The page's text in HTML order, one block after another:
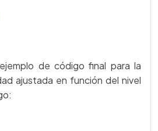
de código final para la
ajustada en función del nivel